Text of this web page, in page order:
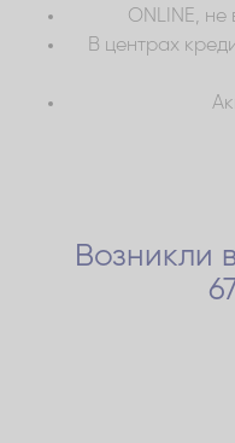
ONLINE,
В центрах
Возникли